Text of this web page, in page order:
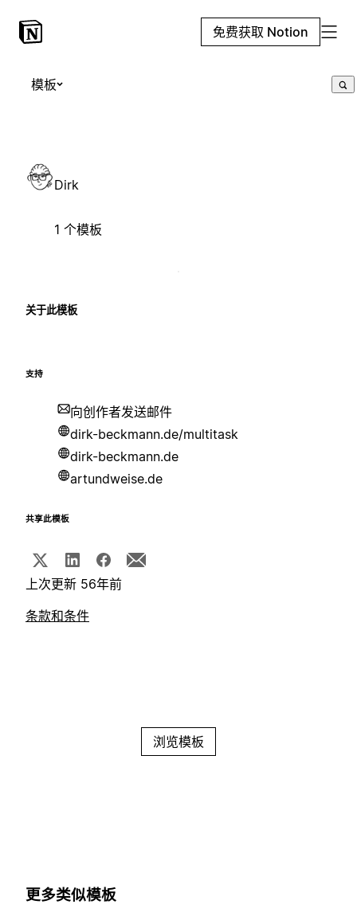
免费获取 Notion
模板
Dirk
1 个模板
关于此模板
支持
向创作者发送邮件
dirk-beckmann.de/multitask
dirk-beckmann.de
artundweise.de
共享此模板
上次更新 56年前
条款和条件
浏览模板
更多类似模板